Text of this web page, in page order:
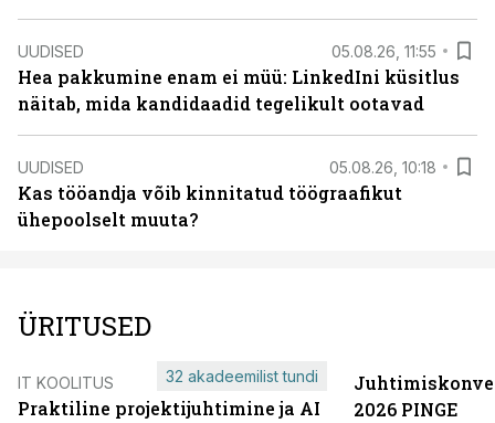
UUDISED 05.08.26, 11:55
Hea pakkumine enam ei müü: LinkedIni küsitlus
näitab, mida kandidaadid tegelikult ootavad
UUDISED 05.08.26, 10:18
Kas tööandja võib kinnitatud töögraafikut
ühepoolselt muuta?
ÜRITUSED
IT KOOLITUS
Praktiline projektijuhtimine ja AI
32 akadeemilist tundi
2026 PINGE